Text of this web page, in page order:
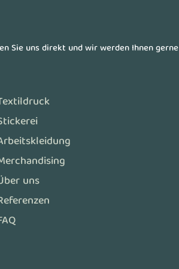
Sie uns direkt und wir werden Ihnen gerne
uns